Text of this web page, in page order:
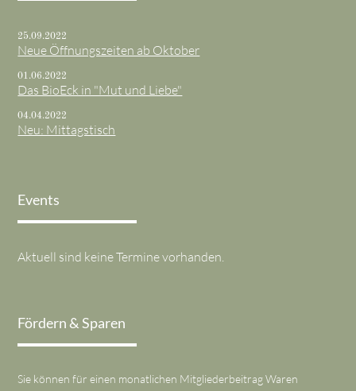
25.09.2022
Neue Öffnungszeiten ab Oktober
01.06.2022
Das BioEck in "Mut und Liebe"
04.04.2022
Neu: Mittagstisch
Events
Aktuell sind keine Termine vorhanden.
Fördern & Sparen
Sie können für einen monatlichen Mitgliederbeitrag Waren